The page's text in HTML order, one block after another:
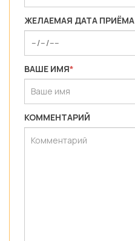
ЖЕЛАЕМАЯ ДАТА ПРИЁМА
ВАШЕ ИМЯ*
КОММЕНТАРИЙ